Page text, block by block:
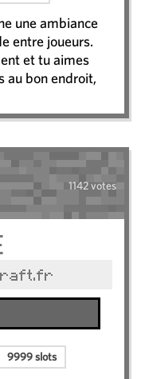
une ambiance
entre joueurs.
et tu aimes
au bon endroit,
1142 votes
9999 slots